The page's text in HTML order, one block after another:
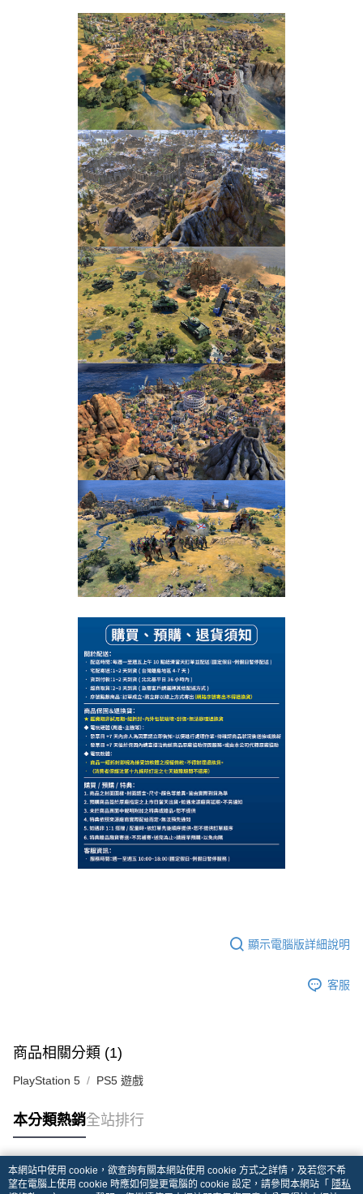
顯示電腦版詳細說明
客服
商品相關分類 (1)
PlayStation 5 PS5 遊戲
本分類熱銷全站排行
熱門標籤
本網站中使用 cookie，欲查詢有關本網站使用 cookie 方式之詳情，及若您不希
望在電腦上使用 cookie 時應如何變更電腦的 cookie 設定，請參閱本網站「 隱私